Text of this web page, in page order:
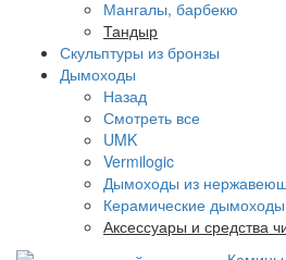
Мангалы, барбекю
Тандыр
Скульптуры из бронзы
Дымоходы
Назад
Смотреть все
UMK
Vermilogic
Дымоходы из
Керамические дымоходы
Аксессуары и средства